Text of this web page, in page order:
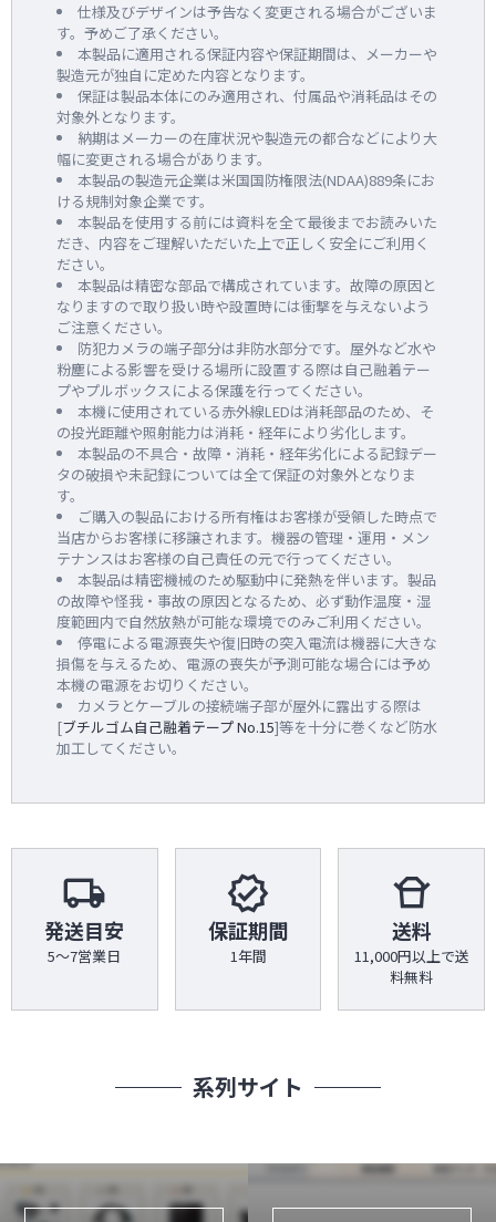
仕様及びデザインは予告なく変更される場合がございま
す。予めご了承ください。
本製品に適用される保証内容や保証期間は、メーカーや
製造元が独自に定めた内容となります。
保証は製品本体にのみ適用され、付属品や消耗品はその
対象外となります。
納期はメーカーの在庫状況や製造元の都合などにより大
幅に変更される場合があります。
本製品の製造元企業は米国国防権限法(NDAA)889条にお
ける規制対象企業です。
本製品を使用する前には資料を全て最後までお読みいた
だき、内容をご理解いただいた上で正しく安全にご利用く
ださい。
本製品は精密な部品で構成されています。故障の原因と
なりますので取り扱い時や設置時には衝撃を与えないよう
ご注意ください。
防犯カメラの端子部分は非防水部分です。屋外など水や
粉塵による影響を受ける場所に設置する際は自己融着テー
プやプルボックスによる保護を行ってください。
本機に使用されている赤外線LEDは消耗部品のため、そ
の投光距離や照射能力は消耗・経年により劣化します。
本製品の不具合・故障・消耗・経年劣化による記録デー
タの破損や未記録については全て保証の対象外となりま
す。
ご購入の製品における所有権はお客様が受領した時点で
当店からお客様に移譲されます。機器の管理・運用・メン
テナンスはお客様の自己責任の元で行ってください。
本製品は精密機械のため駆動中に発熱を伴います。製品
の故障や怪我・事故の原因となるため、必ず動作温度・湿
度範囲内で自然放熱が可能な環境でのみご利用ください。
停電による電源喪失や復旧時の突入電流は機器に大きな
損傷を与えるため、電源の喪失が予測可能な場合には予め
本機の電源をお切りください。
カメラとケーブルの接続端子部が屋外に露出する際は
[ブチルゴム自己融着テープ No.15]等を十分に巻くなど防水
加工してください。
local_shipping
発送目安
5～7営業日
verified
保証期間
1年間
takeout_dining
送料
11,000円以上で送
料無料
系列サイト